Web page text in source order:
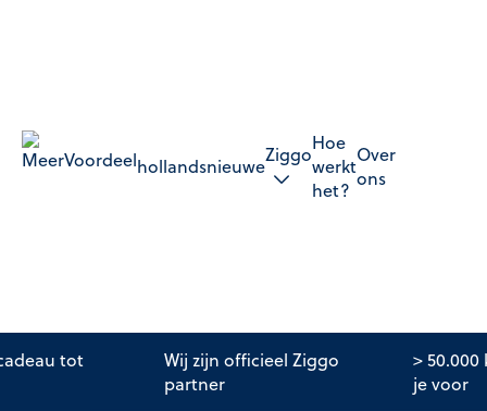
hollandsnieuweZiggoHoe
werkt
het?
Over
ons
tot
Wij zijn officieel Ziggo
partner
>
je voor